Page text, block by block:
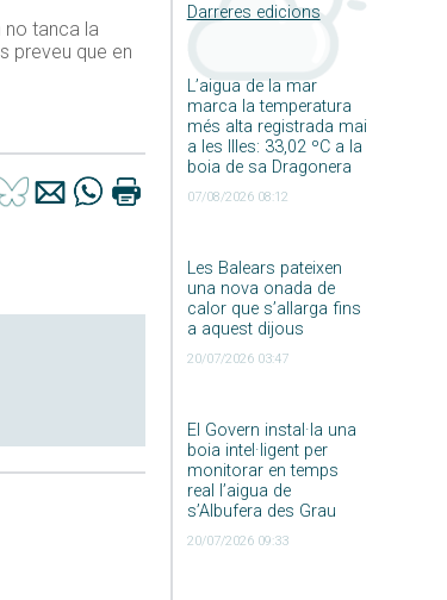
Darreres edicions
L’aigua de la mar
marca la temperatura
més alta registrada mai
a les Illes: 33,02 ºC a la
boia de sa Dragonera
07/08/2026 08:12
Les Balears pateixen
una nova onada de
calor que s’allarga fins
a aquest dijous
20/07/2026 03:47
El Govern instal·la una
boia intel·ligent per
monitorar en temps
real l’aigua de
s’Albufera des Grau
20/07/2026 09:33
no tanca la
preveu que en